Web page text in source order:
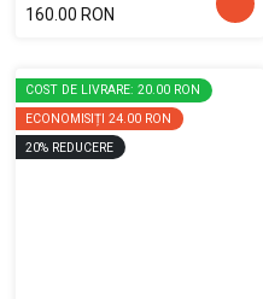
160.00 RON
COST DE LIVRARE: 20.00 RON
ECONOMISIȚI 24.00 RON
20% REDUCERE